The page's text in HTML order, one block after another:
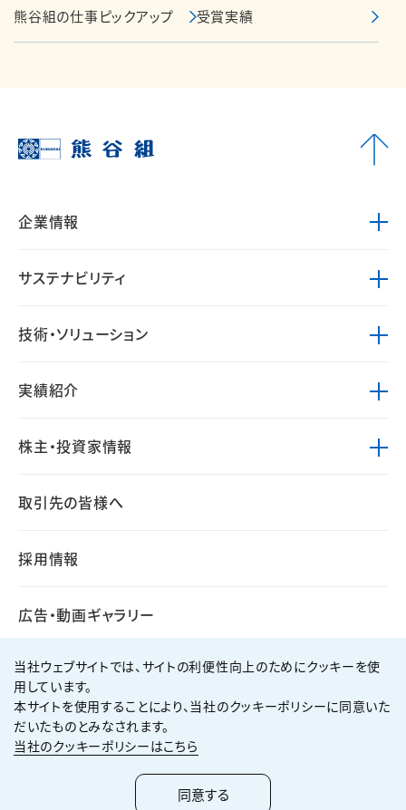
熊谷組の仕事ピックアップ 受賞実績
企業情報
サステナビリティ
技術・ソリューション
実績紹介
株主・投資家情報
取引先の皆様へ
採用情報
広告・動画ギャラリー
個人情報保護方針
サイト利用規約
サイトマップ
2026KUMAGAI GUMI CO.,LTD All Rights Reserved.
当社ウェブサイトでは、サイトの利便性向上のためにクッキーを使
用しています。
本サイトを使用することにより、当社のクッキーポリシーに同意いた
だいたものとみなされます。
当社のクッキーポリシーはこちら
同意する